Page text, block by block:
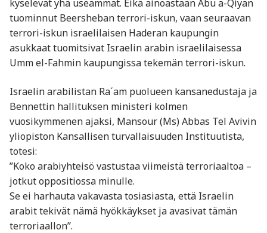
kyselevät yhä useammat. Eikä ainoastaan Abu a-Qiyan
tuominnut Beersheban terrori-iskun, vaan seuraavan
terrori-iskun israelilaisen Haderan kaupungin
asukkaat tuomitsivat Israelin arabin israelilaisessa
Umm el-Fahmin kaupungissa tekemän terrori-iskun.
Israelin arabilistan Ra´am puolueen kansanedustaja ja
Bennettin hallituksen ministeri kolmen
vuosikymmenen ajaksi, Mansour (Ms) Abbas Tel Avivin
yliopiston Kansallisen turvallaisuuden Instituutista,
totesi:
”Koko arabiyhteisö vastustaa viimeistä terroriaaltoa –
jotkut oppositiossa minulle.
Se ei harhauta vakavasta tosiasiasta, että Israelin
arabit tekivät nämä hyökkäykset ja avasivat tämän
terroriaallon”.